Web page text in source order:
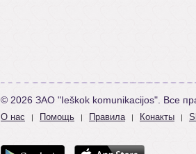
© 2026 ЗАО "Ieškok komunikacijos". Все
О нас | Помощь | Правила | Конакты |